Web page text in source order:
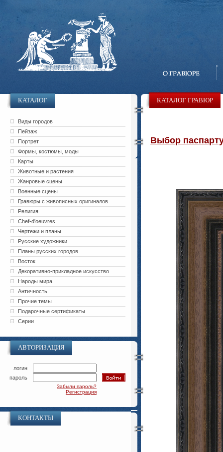
КАТАЛОГ
Виды городов
Пейзаж
Портрет
Формы, костюмы, моды
Карты
Животные и растения
Жанровые сцены
Военные сцены
Гравюры с живописных оригиналов
Религия
Chef-d'oeuvres
Чертежи и планы
Русские художники
Планы русских городов
Восток
Декоративно-прикладное искусство
Народы мира
Античность
Прочие темы
Подарочные сертификаты
Серии
АВТОРИЗАЦИЯ
логин
пароль
Забыли пароль?
Регистрация
КОНТАКТЫ
КАТАЛОГ ГРАВЮР
Выбор